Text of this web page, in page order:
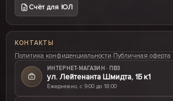
Счёт для ЮЛ
КОНТАКТЫ
Политика конфиденциальности·Публичная оферта
ИНТЕРНЕТ-МАГАЗИН · ПВЗ
ул. Лейтенанта Шмидта, 1Б к1
Ежедневно, с 9:00 до 18:00